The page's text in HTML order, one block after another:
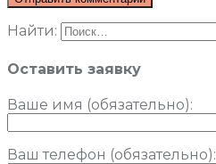
Найти:
Оставить заявку
Ваше имя (обязательно):
Ваш телефон (обязательно):